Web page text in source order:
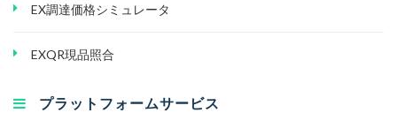
EX調達価格シミュレータ
EXQR現品照合
プラットフォームサービス